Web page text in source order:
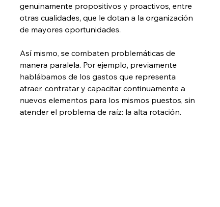
genuinamente propositivos y proactivos, entre
otras cualidades, que le dotan a la organización
de mayores oportunidades.
Así mismo, se combaten problemáticas de
manera paralela. Por ejemplo, previamente
hablábamos de los gastos que representa
atraer, contratar y capacitar continuamente a
nuevos elementos para los mismos puestos, sin
atender el problema de raíz: la alta rotación.